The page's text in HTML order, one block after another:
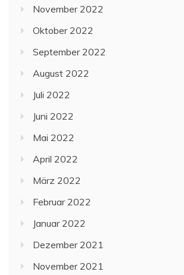
November 2022
Oktober 2022
September 2022
August 2022
Juli 2022
Juni 2022
Mai 2022
April 2022
März 2022
Februar 2022
Januar 2022
Dezember 2021
November 2021